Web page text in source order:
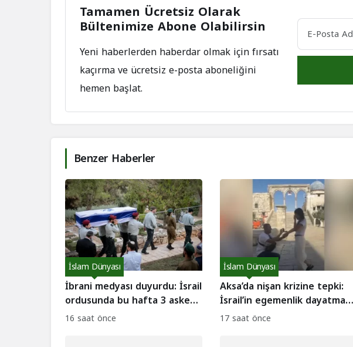
Tamamen Ücretsiz Olarak
Bültenimize Abone Olabilirsin
Yeni haberlerden haberdar olmak için fırsatı
kaçırma ve ücretsiz e-posta aboneliğini
hemen başlat.
Benzer Haberler
İbrani medyası duyurdu: İsrail
ordusunda bu hafta 3 asker
intihar etti!
İslam Dünyası
16 saat önce
Aksa’da nişan krizine tepki:
İsrail’in egemenlik dayatması
mı?
İslam Dünyası
17 saat önce